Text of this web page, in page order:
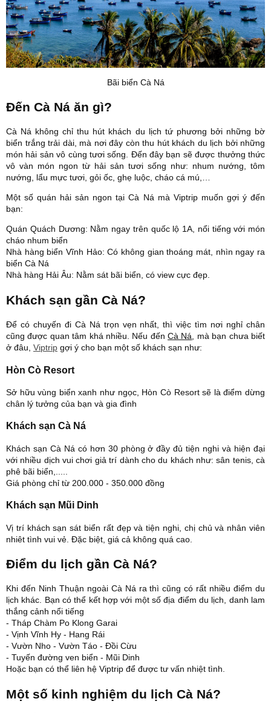
Bãi biển Cà Ná
Đến Cà Ná ăn gì?
Cà Ná không chỉ thu hút khách du lịch tứ phương bởi những bờ
biển trắng trải dài, mà nơi đây còn thu hút khách du lịch bởi những
món hải sản vô cùng tươi sống. Đến đây bạn sẽ được thưởng thức
vô vàn món ngon từ hải sản tươi sống như: nhum nướng, tôm
nướng, lẩu mực tươi, gỏi ốc, ghẹ luộc, cháo cá mú,…
Một số quán hải sản ngon tại Cà Ná mà Viptrip muốn gợi ý đến
bạn:
Quán Quách Dương: Nằm ngay trên quốc lộ 1A, nổi tiếng với món
cháo nhum biển
Nhà hàng biển Vĩnh Hảo: Có không gian thoáng mát, nhìn ngay ra
biển Cà Ná
Nhà hàng Hải Âu: Nằm sát bãi biển, có view cực đẹp.
Khách sạn gần Cà Ná?
Để có chuyến đi Cà Ná trọn vẹn nhất, thì việc tìm nơi nghỉ chân
cũng được quan tâm khá nhiều. Nếu đếnCà Ná, mà bạn chưa biết
ở đâu, Viptrip gợi ý cho bạn một số khách sạn như:
Hòn Cò Resort
Sở hữu vùng biển xanh như ngọc, Hòn Cò Resort sẽ là điểm dừng
chân lý tưởng của bạn và gia đình
Khách sạn Cà Ná
Khách sạn Cà Ná có hơn 30 phòng ở đầy đủ tiện nghi và hiện đại
với nhiều dịch vui chơi giả trí dành cho du khách như: sân tenis, cà
phê bãi biển,.....
Giá phòng chỉ từ 200.000 - 350.000 đồng
Khách sạn Mũi Dinh
Vị trí khách sạn sát biển rất đẹp và tiện nghi, chị chủ và nhân viên
nhiêt tình vui vẻ. Đặc biệt, giá cả không quá cao.
Điểm du lịch gần Cà Ná?
Khi đến Ninh Thuận ngoài Cà Ná ra thì cũng có rất nhiều điểm du
lịch khác. Bạn có thể kết hợp với một số địa điểm du lịch, danh lam
thắng cảnh nổi tiếng
- Tháp Chàm Po Klong Garai
- Vịnh Vĩnh Hy - Hang Rái
- Vườn Nho - Vườn Táo - Đồi Cừu
- Tuyến đường ven biển - Mũi Dinh
Hoặc bạn có thể liên hệ Viptrip để được tư vấn nhiệt tình.
Một số kinh nghiệm du lịch Cà Ná?